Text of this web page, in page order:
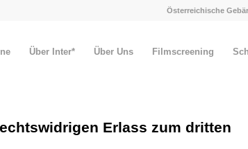
Österreichische
Über Inter* Über Uns Filmscreening
Erlass zum dritten